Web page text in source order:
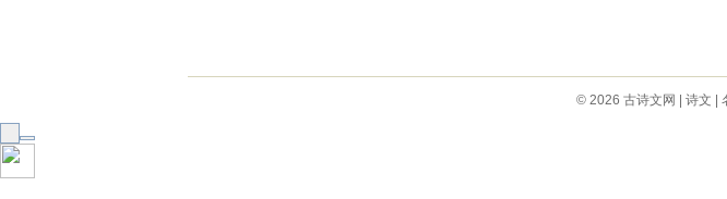
© 2026 古诗文网 诗文